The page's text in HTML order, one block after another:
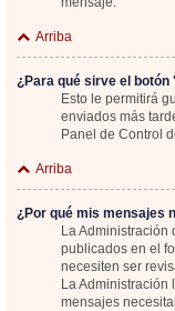
Arriba
¿Para qué sirve el
Esto le permitirá
enviados más
Panel de Control
Arriba
¿Por qué mis mensajes
La Administración
publicados en el
necesiten ser
La
mensajes